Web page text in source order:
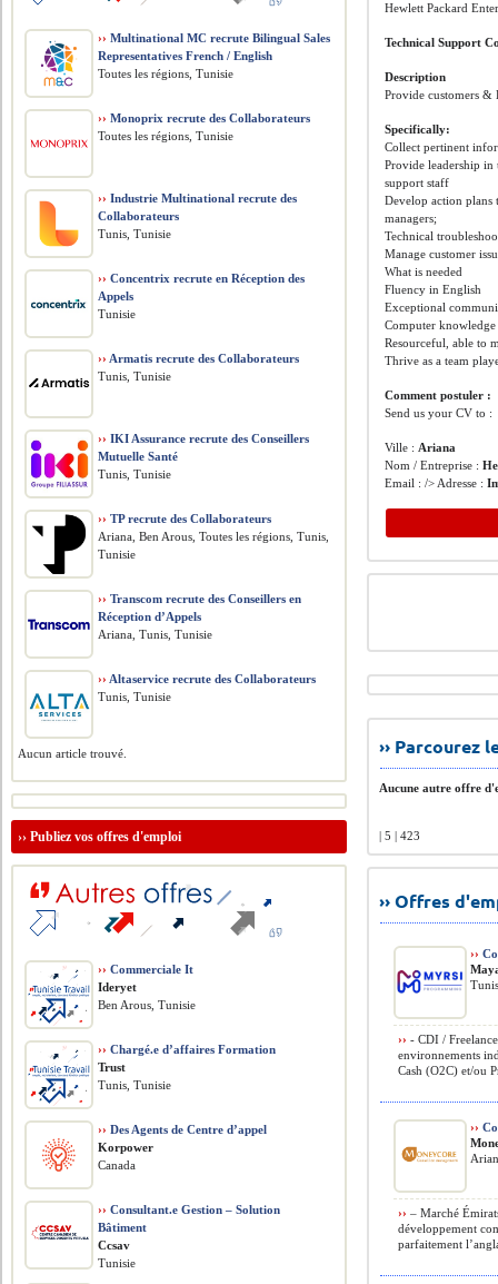
Hewlett Packard
Technical Support
Description
Provide customers &
Specifically:
Collect pertinent
Provide leadership
support staff
Develop action plans
managers;
Technical
Manage customer
What is needed
Fluency in English
Exceptional
Computer knowledge
Resourceful, able to
Thrive as a team
Comment postuler :
Send us your CV to :
Ville : Ariana
Nom / Entreprise :
Email : /> Adresse :
››
Aucune autre offre
| 5 | 423
›› Offres
››
›› - CDI /
environnements
Cash (O2C) et/ou
››
›› – Marché
développement
parfaitement
›› Multinational MC recrute Bilingual Sales
Representatives French / English
Toutes les régions, Tunisie
›› Monoprix recrute des Collaborateurs
Toutes les régions, Tunisie
›› Industrie Multinational recrute des
Collaborateurs
Tunis, Tunisie
›› Concentrix recrute en Réception des
Appels
Tunisie
›› Armatis recrute des Collaborateurs
Tunis, Tunisie
›› IKI Assurance recrute des Conseillers
Mutuelle Santé
Tunis, Tunisie
›› TP recrute des Collaborateurs
Ariana, Ben Arous, Toutes les régions, Tunis,
Tunisie
›› Transcom recrute des Conseillers en
Réception d’Appels
Ariana, Tunis, Tunisie
›› Altaservice recrute des Collaborateurs
Tunis, Tunisie
Aucun article trouvé.
››Publiez vos offres d'emploi
›› Commerciale It
Ideryet
Ben Arous, Tunisie
›› Chargé.e d’affaires Formation
Trust
Tunis, Tunisie
›› Des Agents de Centre d’appel
Korpower
Canada
›› Consultant.e Gestion – Solution
Bâtiment
Ccsav
Tunisie